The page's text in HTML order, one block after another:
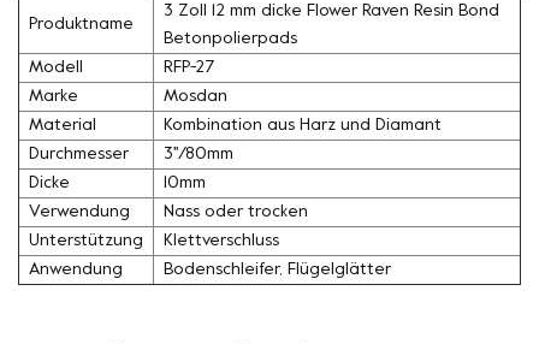
Produktname
3 Zoll 12 mm dicke Flower Raven Resin Bond
Betonpolierpads
Modell
RFP-27
Marke
Mosdan
Material
Kombination aus Harz und Diamant
Durchmesser
3''/80mm
Dicke
10mm
Verwendung
Nass oder trocken
Unterstützung
Klettverschluss
Anwendung
Bodenschleifer, Flügelglätter